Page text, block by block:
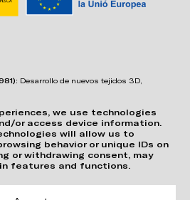
we use technologies
or access device information.
will allow us to
behavior or unique IDs on
or withdrawing consent, may
features and functions.
Desarrollo de nuevos tejidos 3D,